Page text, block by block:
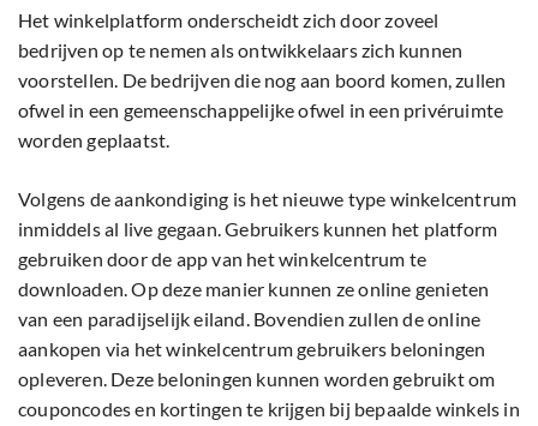
Het winkelplatform onderscheidt zich door zoveel
bedrijven op te nemen als ontwikkelaars zich kunnen
voorstellen. De bedrijven die nog aan boord komen, zullen
ofwel in een gemeenschappelijke ofwel in een privéruimte
worden geplaatst.
Volgens de aankondiging is het nieuwe type winkelcentrum
inmiddels al live gegaan. Gebruikers kunnen het platform
gebruiken door de app van het winkelcentrum te
downloaden. Op deze manier kunnen ze online genieten
van een paradijselijk eiland. Bovendien zullen de online
aankopen via het winkelcentrum gebruikers beloningen
opleveren. Deze beloningen kunnen worden gebruikt om
couponcodes en kortingen te krijgen bij bepaalde winkels in